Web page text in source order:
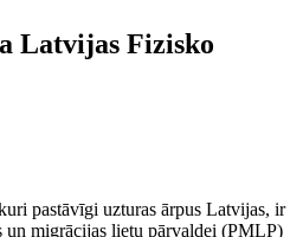
Latvijas Fizisko
pastāvīgi uzturas ārpus Latvijas, ir
un migrācijas lietu pārvaldei (PMLP)